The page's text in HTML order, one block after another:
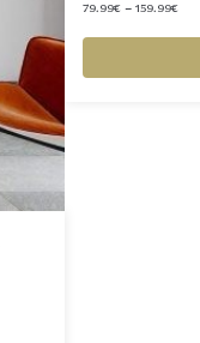
79.99€ – 159.99€